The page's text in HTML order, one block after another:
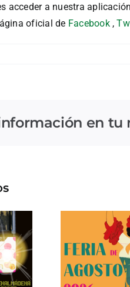
acceder a nuestra
oficial de Facebook,
en tu